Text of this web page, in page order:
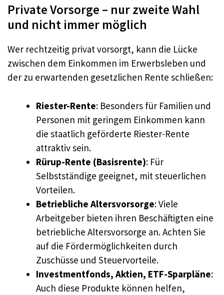
Private Vorsorge – nur zweite Wahl
und nicht immer möglich
Wer rechtzeitig privat vorsorgt, kann die Lücke
zwischen dem Einkommen im Erwerbsleben und
der zu erwartenden gesetzlichen Rente schließen:
Riester-Rente: Besonders für Familien und
Personen mit geringem Einkommen kann
die staatlich geförderte Riester-Rente
attraktiv sein.
Rürup-Rente (Basisrente): Für
Selbstständige geeignet, mit steuerlichen
Vorteilen.
Betriebliche Altersvorsorge: Viele
Arbeitgeber bieten ihren Beschäftigten eine
betriebliche Altersvorsorge an. Achten Sie
auf die Fördermöglichkeiten durch
Zuschüsse und Steuervorteile.
Investmentfonds, Aktien, ETF-Sparpläne:
Auch diese Produkte können helfen,